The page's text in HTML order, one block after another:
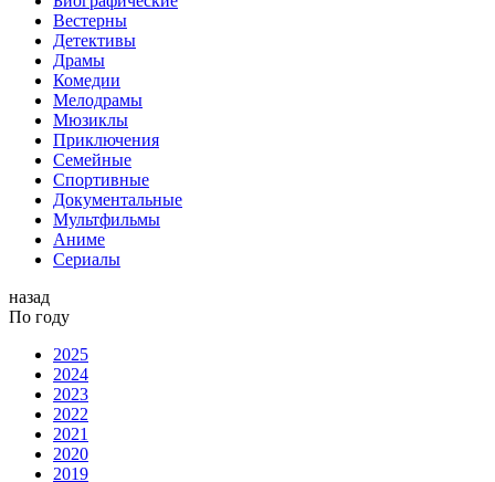
Вестерны
Детективы
Драмы
Комедии
Мелодрамы
Мюзиклы
Приключения
Семейные
Спортивные
Документальные
Мультфильмы
Аниме
Сериалы
назад
По году
2025
2024
2023
2022
2021
2020
2019